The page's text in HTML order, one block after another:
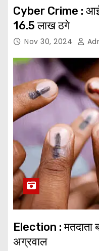
Cyber Crime :
16.5 लाख ठगे
Nov 30, 2024
Election :
अग्रवाल